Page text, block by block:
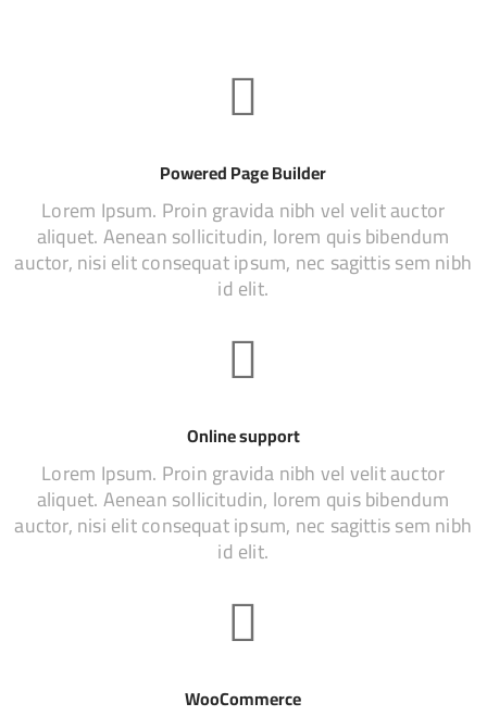
Powered Page Builder
Lorem Ipsum. Proin gravida nibh vel velit auctor
aliquet. Aenean sollicitudin, lorem quis bibendum
auctor, nisi elit consequat ipsum, nec sagittis sem nibh
id elit.
Online support
Lorem Ipsum. Proin gravida nibh vel velit auctor
aliquet. Aenean sollicitudin, lorem quis bibendum
auctor, nisi elit consequat ipsum, nec sagittis sem nibh
id elit.
WooCommerce